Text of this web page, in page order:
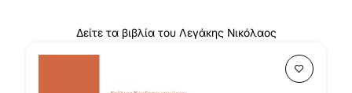
Δείτε τα βιβλία του Λεγάκης Νικόλαος